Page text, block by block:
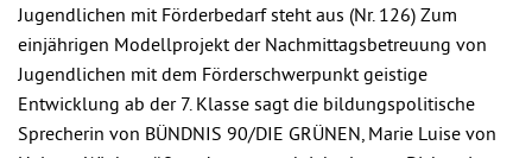
Jugendlichen mit Förderbedarf steht aus (Nr. 126) Zum
einjährigen Modellprojekt der Nachmittagsbetreuung von
Jugendlichen mit dem Förderschwerpunkt geistige
Entwicklung ab der 7. Klasse sagt die bildungspolitische
Sprecherin von BÜNDNIS 90/DIE GRÜNEN, Marie Luise von